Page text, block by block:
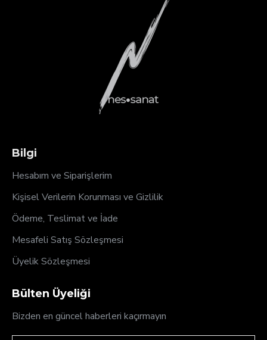
Bilgi
Hesabım ve Siparişlerim
Kişisel Verilerin Korunması ve Gizlilik
Ödeme, Teslimat ve İade
Mesafeli Satış Sözleşmesi
Üyelik Sözleşmesi
Bülten Üyeliği
Bizden en güncel haberleri kaçırmayın